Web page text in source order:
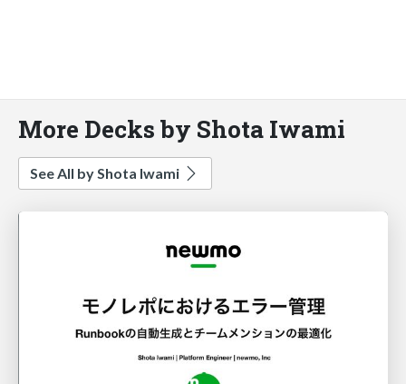
More Decks by Shota Iwami
See All by Shota Iwami